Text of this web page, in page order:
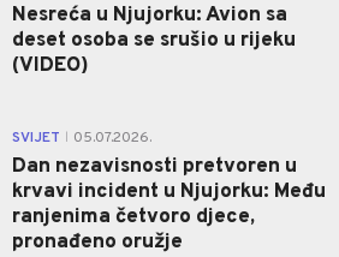
Nesreća u Njujorku: Avion sa
deset osoba se srušio u rijeku
(VIDEO)
SVIJET 05.07.2026.
Dan nezavisnosti pretvoren u
krvavi incident u Njujorku: Među
ranjenima četvoro djece,
pronađeno oružje